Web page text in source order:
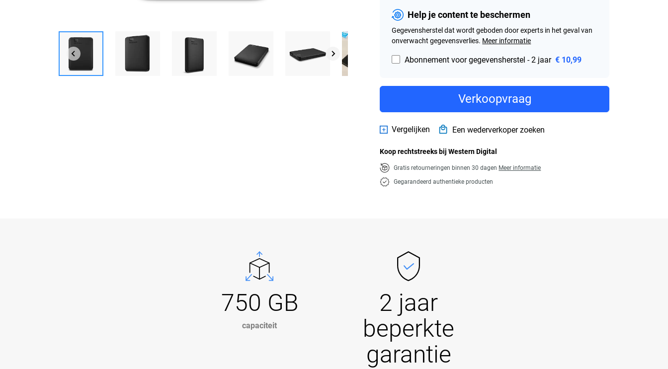
Help je content te beschermen
Gegevensherstel dat wordt geboden door experts in het geval van
onverwacht gegevensverlies. Meer informatie
Abonnement voor gegevensherstel - 2 jaar € 10,99
Verkoopvraag
Vergelijken Een wederverkoper zoeken
Koop rechtstreeks bij Western Digital
Gratis retourneringen binnen 30 dagen Meer informatie
Gegarandeerd authentieke producten
750 GB
capaciteit
2 jaar
beperkte
garantie